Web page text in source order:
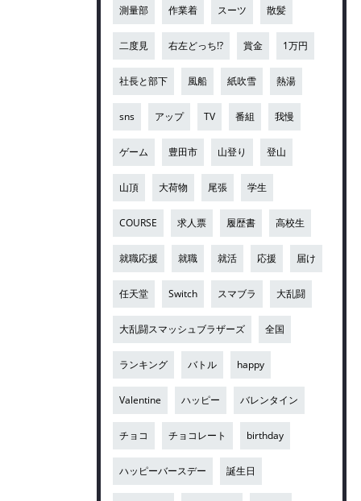
測量部 作業着 スーツ 散髪
二度見 右左どっち!? 賞金 1万円
社長と部下 風船 紙吹雪 熱湯
sns アップ TV 番組 我慢
ゲーム 豊田市 山登り 登山
山頂 大荷物 尾張 学生
COURSE 求人票 履歴書 高校生
就職応援 就職 就活 応援 届け
任天堂 Switch スマブラ 大乱闘
大乱闘スマッシュブラザーズ 全国
ランキング バトル happy
Valentine ハッピー バレンタイン
チョコ チョコレート birthday
ハッピーバースデー 誕生日